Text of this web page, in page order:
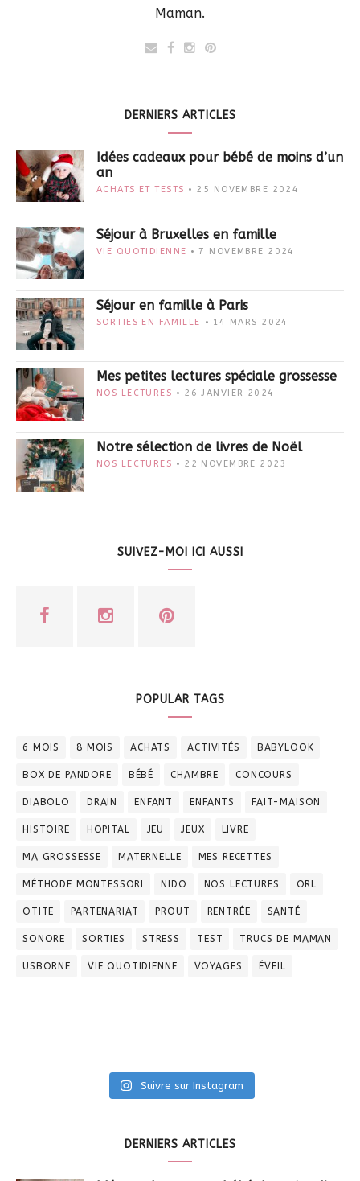
Maman.
DERNIERS ARTICLES
Idées cadeaux pour bébé de moins d’un
an
ACHATS ET TESTS 25 NOVEMBRE 2024
Séjour à Bruxelles en famille
VIE QUOTIDIENNE 7 NOVEMBRE 2024
Séjour en famille à Paris
SORTIES EN FAMILLE 14 MARS 2024
Mes petites lectures spéciale grossesse
NOS LECTURES 26 JANVIER 2024
Notre sélection de livres de Noël
NOS LECTURES 22 NOVEMBRE 2023
SUIVEZ-MOI ICI AUSSI
POPULAR TAGS
6 MOIS 8 MOIS ACHATS ACTIVITÉS BABYLOOK
BOX DE PANDORE BÉBÉ CHAMBRE CONCOURS
DIABOLO DRAIN ENFANT ENFANTS FAIT-MAISON
HISTOIRE HOPITAL JEU JEUX LIVRE
MA GROSSESSE MATERNELLE MES RECETTES
MÉTHODE MONTESSORI NIDO NOS LECTURES ORL
OTITE PARTENARIAT PROUT RENTRÉE SANTÉ
SONORE SORTIES STRESS TEST TRUCS DE MAMAN
USBORNE VIE QUOTIDIENNE VOYAGES ÉVEIL
Suivre sur Instagram
DERNIERS ARTICLES